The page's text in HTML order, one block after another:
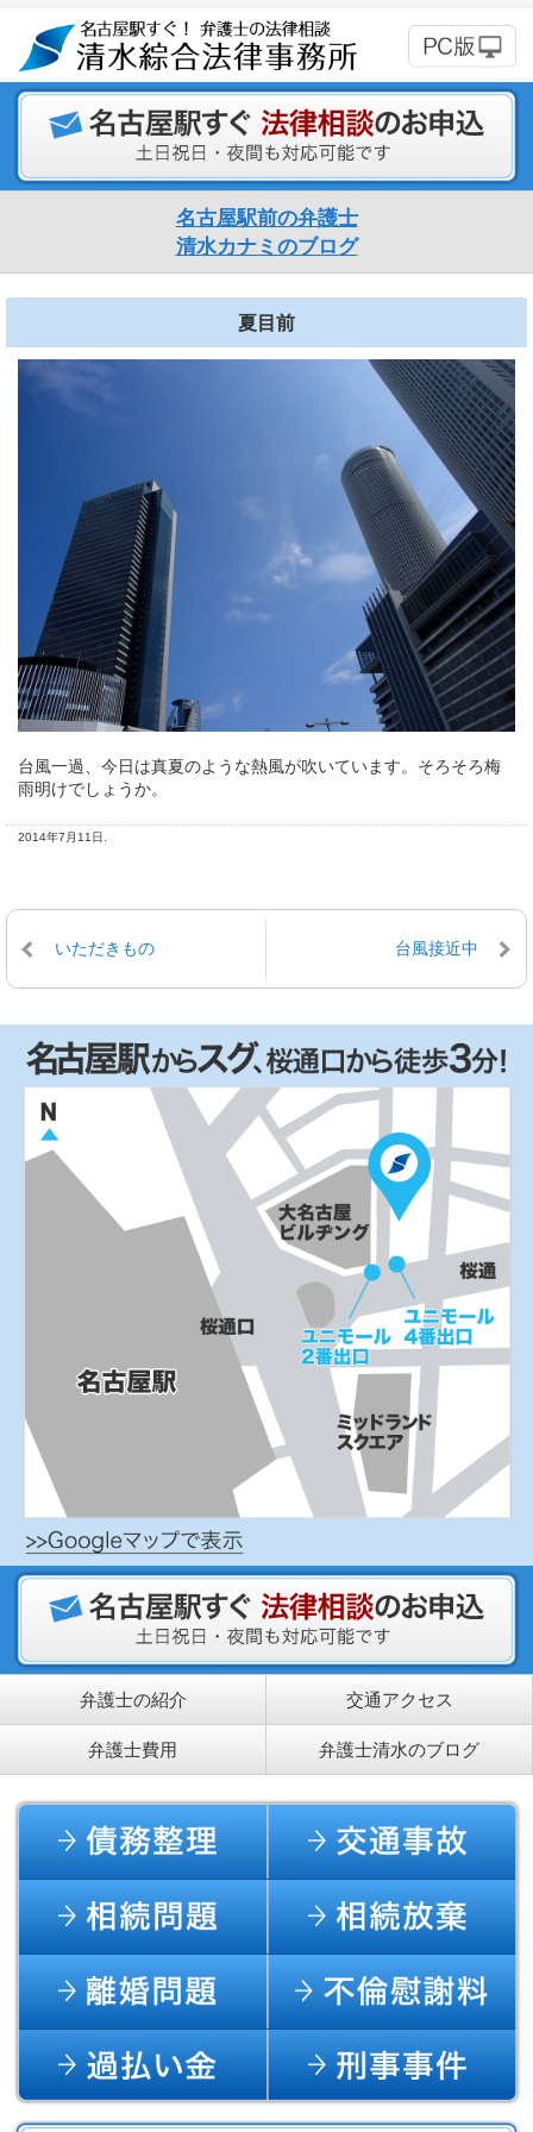
名古屋駅前の弁護士
清水カナミのブログ
夏目前
台風一過、今日は真夏のような熱風が吹いています。そろそろ梅
雨明けでしょうか。
2014年7月11日.
いただきもの 台風接近中
弁護士の紹介 交通アクセス
弁護士費用 弁護士清水のブログ